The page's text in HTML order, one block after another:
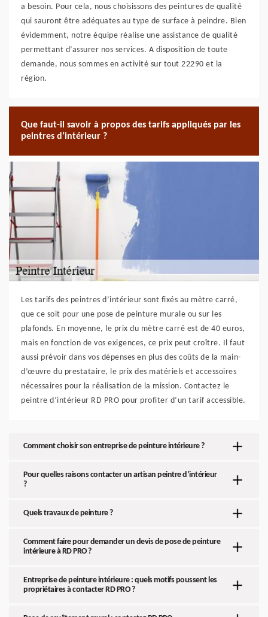
a besoin. Pour cela, nous choisissons des peintures de qualité
qui sauront être adéquates au type de surface à peindre. Bien
évidemment, notre équipe réalise une assistance de qualité
permettant d’assurer nos services. A disposition de toute
demande, nous sommes en activité sur tout 22290 et la
région.
Que faut-il savoir à propos des tarifs appliqués par les
peintres d’intérieur ?
Les tarifs des peintres d’intérieur sont fixés au mètre carré,
que ce soit pour une pose de peinture murale ou sur les
plafonds. En moyenne, le prix du mètre carré est de 40 euros,
mais en fonction de vos exigences, ce prix peut croître. Il faut
aussi prévoir dans vos dépenses en plus des coûts de la main-
d’œuvre du prestataire, le prix des matériels et accessoires
nécessaires pour la réalisation de la mission. Contactez le
peintre d’intérieur RD PRO pour profiter d’un tarif accessible.
Comment choisir son entreprise de peinture intérieure ?
Pour quelles raisons contacter un artisan peintre d’intérieur
?
Quels travaux de peinture ?
Comment faire pour demander un devis de pose de peinture
intérieure à RD PRO ?
Entreprise de peinture intérieure : quels motifs poussent les
propriétaires à contacter RD PRO ?